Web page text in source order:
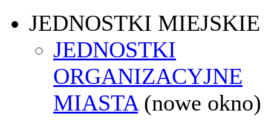
JEDNOSTKI MIEJSKIE
JEDNOSTKI
ORGANIZACYJNE
MIASTA (nowe okno)